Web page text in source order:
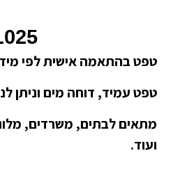
טפט בהתאמה אישית לפי
טפט עמיד, דוחה מים וניתן
מתאים לבתים, משרדים,
ועוד.